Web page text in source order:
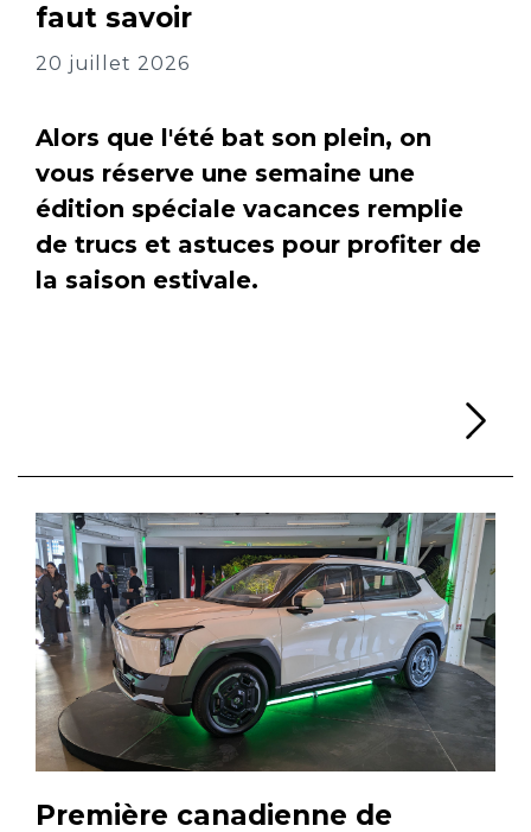
faut savoir
20 juillet 2026
Alors que l'été bat son plein, on
vous réserve une semaine une
édition spéciale vacances remplie
de trucs et astuces pour profiter de
la saison estivale.
Première canadienne de